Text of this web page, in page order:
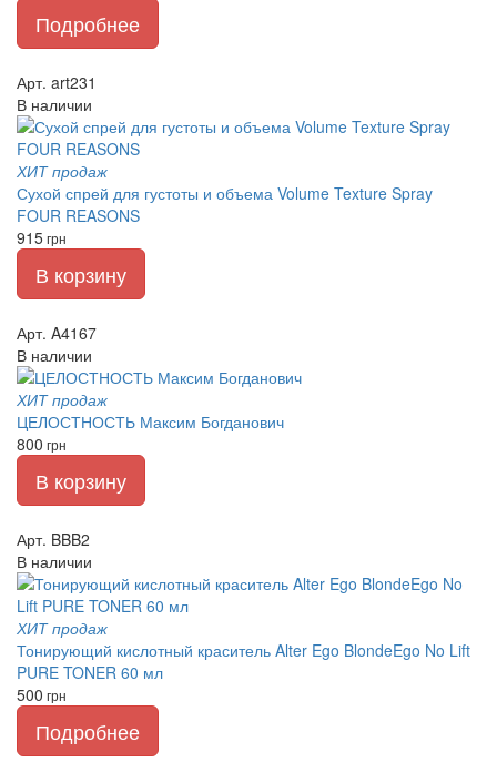
Подробнее
Арт. art231
В наличии
ХИТ продаж
Сухой спрей для густоты и объема Volume Texture Spray
FOUR REASONS
915грн
В корзину
Арт. A4167
В наличии
ХИТ продаж
ЦЕЛОСТНОСТЬ Максим Богданович
800 грн
В корзину
Арт. BBB2
В наличии
ХИТ продаж
Тонирующий кислотный краситель Alter Ego BlondeEgo No Lift
PURE TONER 60 мл
500 грн
Подробнее